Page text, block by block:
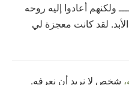
أعادوا إليه روحه
الأبد. لقد كانت معجزة لي
شخص لا نريد أن نعرفه.